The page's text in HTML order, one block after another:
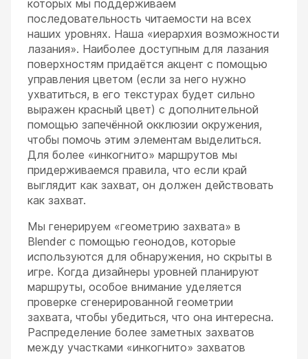
которых мы поддерживаем
последовательность читаемости на всех
наших уровнях. Наша «иерархия возможности
лазания». Наиболее доступным для лазания
поверхностям придаётся акцент с помощью
управления цветом (если за него нужно
ухватиться, в его текстурах будет сильно
выражен красный цвет) с дополнительной
помощью запечённой окклюзии окружения,
чтобы помочь этим элементам выделиться.
Для более «инкогнито» маршрутов мы
придерживаемся правила, что если край
выглядит как захват, он должен действовать
как захват.
Мы генерируем «геометрию захвата» в
Blender с помощью геонодов, которые
используются для обнаружения, но скрыты в
игре. Когда дизайнеры уровней планируют
маршруты, особое внимание уделяется
проверке сгенерированной геометрии
захвата, чтобы убедиться, что она интересна.
Распределение более заметных захватов
между участками «инкогнито» захватов